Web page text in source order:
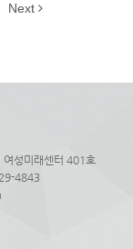
Next
성미래센터 401호
4843